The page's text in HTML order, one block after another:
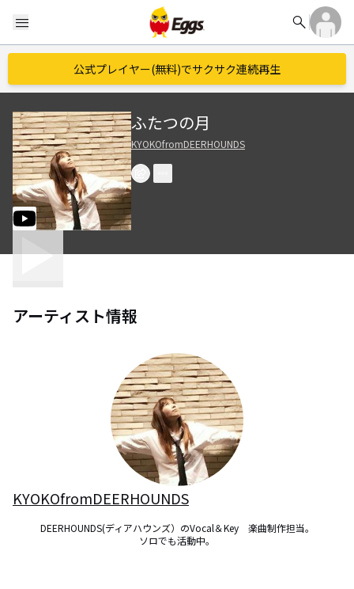
menu search
公式プレイヤー(無料)でサクサク連続再生
ふたつの月
KYOKOfromDEERHOUNDS
アーティスト情報
KYOKOfromDEERHOUNDS
DEERHOUNDS(ディアハウンズ）のVocal＆Key　楽曲制作担当。